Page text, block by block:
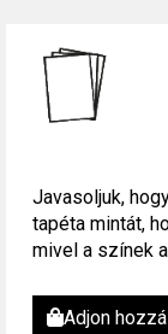
Javasoljuk,
tapéta mintát,
mivel a színek
Adjon